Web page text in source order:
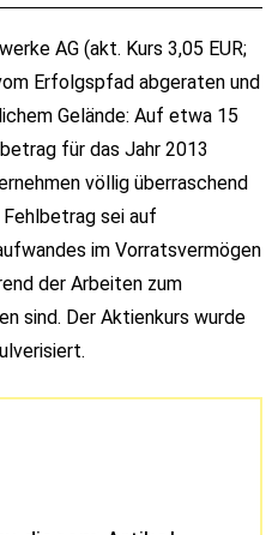
AG (akt. Kurs 3,05 EUR;
Erfolgspfad abgeraten und
Gelände: Auf etwa 15
für das Jahr 2013
völlig überraschend
sei auf
im Vorratsvermögen
der Arbeiten zum
sind. Der Aktienkurs wurde